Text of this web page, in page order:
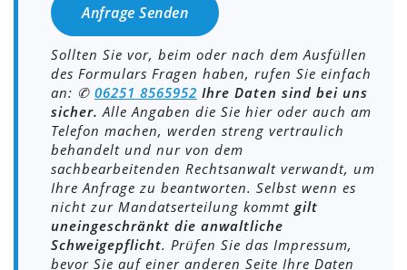
Sollten Sie vor, beim oder nach dem Ausfüllen
des Formulars Fragen haben, rufen Sie einfach
an: ✆ 06251 8565952 Ihre Daten sind bei uns
sicher. Alle Angaben die Sie hier oder auch am
Telefon machen, werden streng vertraulich
behandelt und nur von dem
sachbearbeitenden Rechtsanwalt verwandt, um
Ihre Anfrage zu beantworten. Selbst wenn es
nicht zur Mandatserteilung kommt gilt
uneingeschränkt die anwaltliche
Schweigepflicht. Prüfen Sie das Impressum,
bevor Sie auf einer anderen Seite Ihre Daten